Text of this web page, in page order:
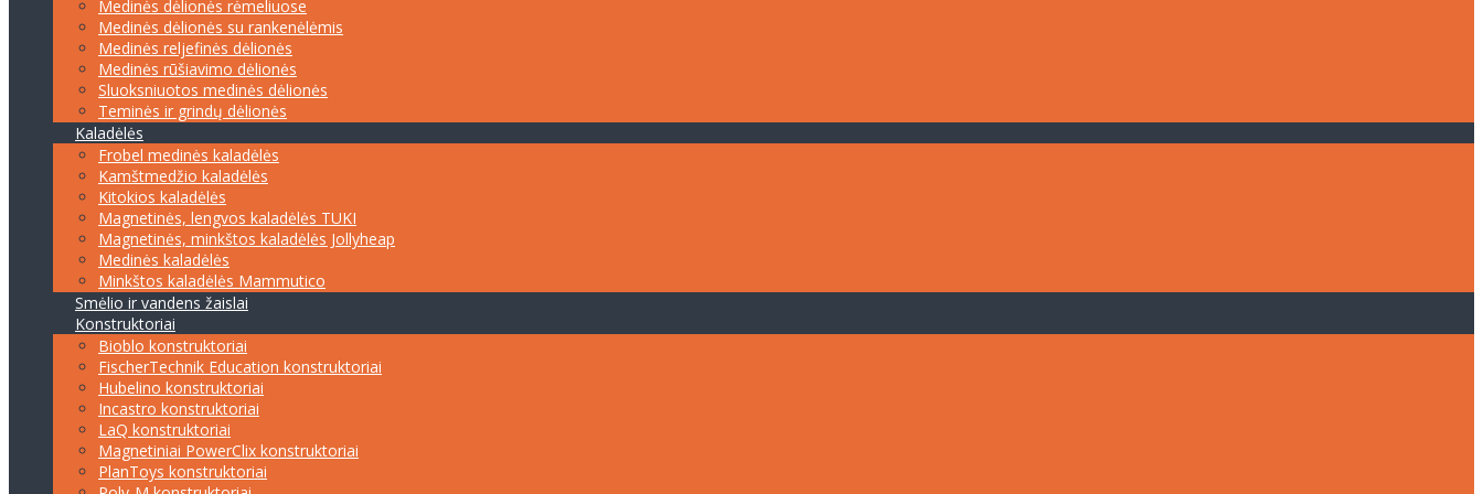
Medinės dėlionės rėmeliuose
Medinės dėlionės su rankenėlėmis
Medinės reljefinės dėlionės
Medinės rūšiavimo dėlionės
Sluoksniuotos medinės dėlionės
Teminės ir grindų dėlionės
Kaladėlės
Frobel medinės kaladėlės
Kamštmedžio kaladėlės
Kitokios kaladėlės
Magnetinės, lengvos kaladėlės TUKI
Magnetinės, minkštos kaladėlės Jollyheap
Medinės kaladėlės
Minkštos kaladėlės Mammutico
Smėlio ir vandens žaislai
Konstruktoriai
Bioblo konstruktoriai
FischerTechnik Education konstruktoriai
Hubelino konstruktoriai
Incastro konstruktoriai
LaQ konstruktoriai
Magnetiniai PowerClix konstruktoriai
PlanToys konstruktoriai